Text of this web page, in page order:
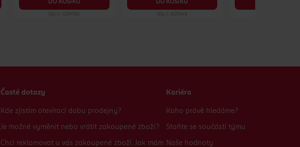
DO KOŠÍKU
Obj. č.: 1259780
DO KOŠÍKU
Obj. č.: 929646
Časté dotazy
Kde zjistím otevírací dobu prodejny?
Je možné vyměnit nebo vrátit zakoupené zboží?
Chci reklamovat u vás zakoupené zboží. Jak mám
Kariéra
Koho právě hledáme?
Staňte se součástí týmu
Naše hodnoty